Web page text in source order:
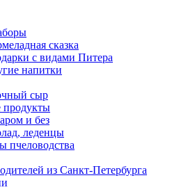
сказка
с видами Питера
напитки
сыр
продукты
и без
леденцы
пчеловодства
из Санкт-Петербурга